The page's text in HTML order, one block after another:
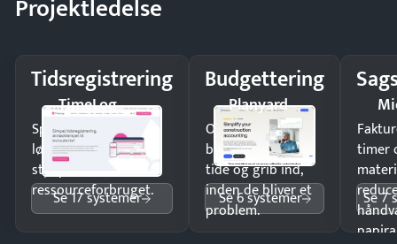
Projektledelse
Tidsregistrering
TimeLog
Spar tid på
lønberegning og få
styr på
ressourceforbruget.
Se 17 systemer
Budgettering
Planyard
Opdag
budgetafvigelser i
tide og grib ind,
inden de bliver et
problem.
Se 6 systemer
timer
Se 7